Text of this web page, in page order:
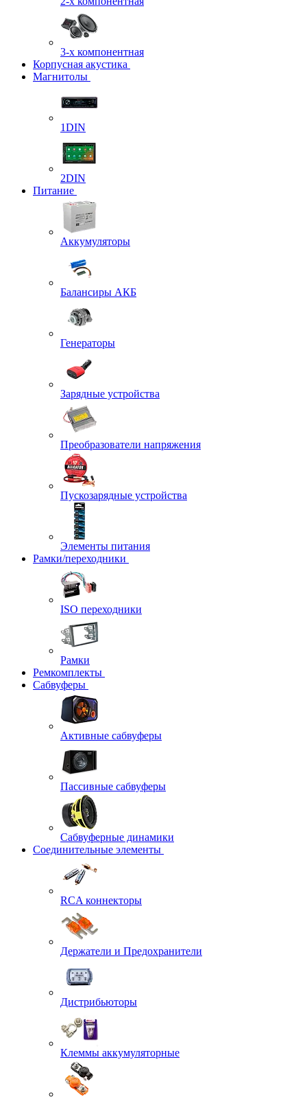
3-х компонентная
Корпусная акустика
Магнитолы
1DIN
2DIN
Питание
Аккумуляторы
Балансиры АКБ
Генераторы
Зарядные устройства
Преобразователи напряжения
Пускозарядные устройства
Элементы питания
Рамки/переходники
ISO переходники
Рамки
Ремкомплекты
Сабвуферы
Активные сабвуферы
Пассивные сабвуферы
Сабвуферные динамики
Соединительные элементы
RCA коннекторы
Держатели и Предохранители
Дистрибьюторы
Клеммы аккумуляторные